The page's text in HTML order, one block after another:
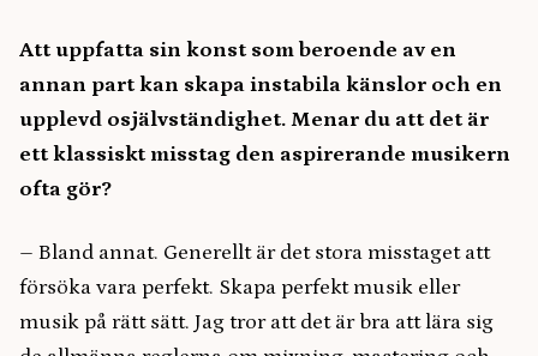
Att uppfatta sin konst som beroende av en
annan part kan skapa instabila känslor och en
upplevd osjälvständighet. Menar du att det är
ett klassiskt misstag den aspirerande musikern
ofta gör?
– Bland annat. Generellt är det stora misstaget att
försöka vara perfekt. Skapa perfekt musik eller
musik på rätt sätt. Jag tror att det är bra att lära sig